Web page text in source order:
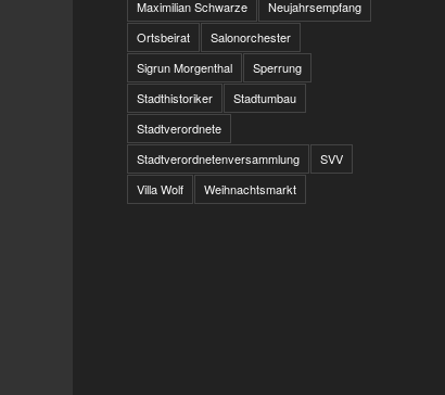
Maximilian Schwarze
Neujahrsempfang
Ortsbeirat
Salonorchester
Sigrun Morgenthal
Sperrung
Stadthistoriker
Stadtumbau
Stadtverordnete
Stadtverordnetenversammlung
SVV
Villa Wolf
Weihnachtsmarkt